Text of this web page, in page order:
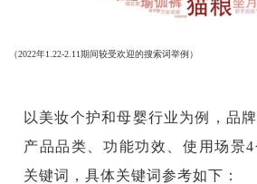
（2022年1.22-2.11期间较受欢迎的搜索词举例）
以美妆个护和母婴行业为例，品
产品品类、功能功效、使用场景
关键词，具体关键词参考如下：